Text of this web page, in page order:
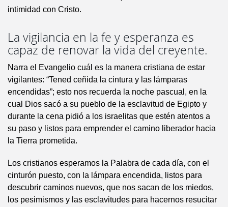
intimidad con Cristo.
La vigilancia en la fe y esperanza es
capaz de renovar la vida del creyente.
Narra el Evangelio cuál es la manera cristiana de estar
vigilantes: “Tened ceñida la cintura y las lámparas
encendidas”; esto nos recuerda la noche pascual, en la
cual Dios sacó a su pueblo de la esclavitud de Egipto y
durante la cena pidió a los israelitas que estén atentos a
su paso y listos para emprender el camino liberador hacia
la Tierra prometida.
Los cristianos esperamos la Palabra de cada día, con el
cinturón puesto, con la lámpara encendida, listos para
descubrir caminos nuevos, que nos sacan de los miedos,
los pesimismos y las esclavitudes para hacernos resucitar